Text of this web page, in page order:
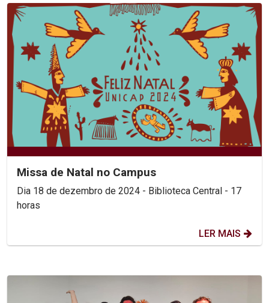
Missa de Natal no Campus
Dia 18 de dezembro de 2024 - Biblioteca Central - 17
horas
LER MAIS